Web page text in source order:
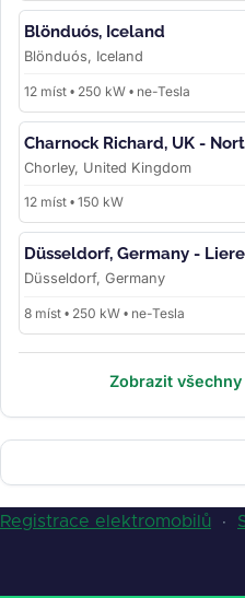
Blönduós, Iceland
Blönduós, Iceland
12 míst • 250 kW • ne-Tesla
Charnock Richard, UK -
Chorley, United Kingdom
12 míst • 150 kW
Düsseldorf, Germany -
Düsseldorf, Germany
8 míst • 250 kW • ne-Tesla
Zobrazit
Registrace elektromobilů ·